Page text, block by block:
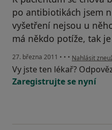
po antibiotikách jsem
vyšetření nejsou u
má někdo potíže, tak
27. března 2011 • • • podle názoru
Nahlásit
Vy jste ten lékař?
Zaregistrujte se nyní